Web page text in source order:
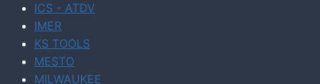
ICS - ATDV
IMER
KS TOOLS
MESTO
MILWAUKEE